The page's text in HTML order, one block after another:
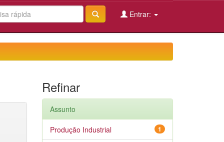
Entrar:
Refinar
Assunto
1
Produção Industrial